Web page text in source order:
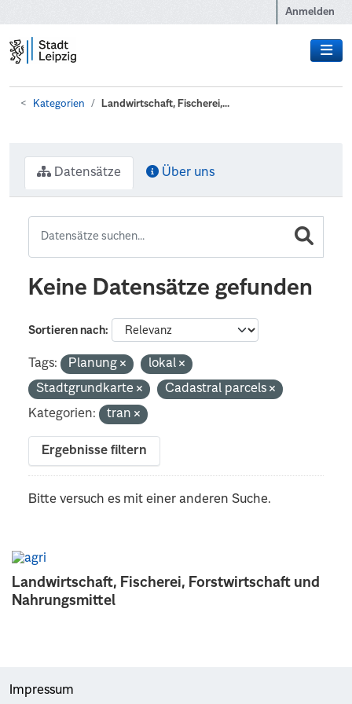
Anmelden
Kategorien Landwirtschaft, Fischerei,...
Landwirtschaft, Fischerei, Forstwirtschaft und
Nahrungsmittel
Datensätze Über uns
Keine Datensätze gefunden
Sortieren nach
Tags: Planung
lokal
Stadtgrundkarte
Cadastral parcels
Kategorien:
tran
Ergebnisse filtern
Bitte versuch es mit einer anderen Suche.
Impressum